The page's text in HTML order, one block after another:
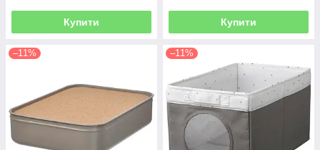
Купити Купити
–11% –11%